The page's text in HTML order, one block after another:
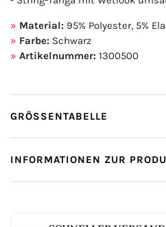
Material: 95% Polyester, 5%
Farbe: Schwarz
Artikelnummer: 1300500
GRÖSSENTABELLE
INFORMATIONEN ZUR